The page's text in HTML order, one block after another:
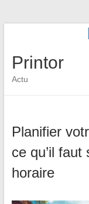
Printor
Actu
Planifier
ce qu’il
horaire